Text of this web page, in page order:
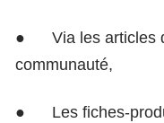
● Via les articles
communauté,
● Les fiches-